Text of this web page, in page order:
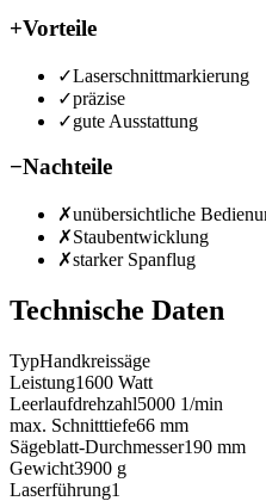
+Vorteile
✓Laserschnittmarkierung
✓präzise
✓gute Ausstattung
−Nachteile
✗unübersichtliche
✗Staubentwicklung
✗starker Spanflug
Technische Daten
TypHandkreissäge
Leistung1600 Watt
Leerlaufdrehzahl5000 1/min
max. Schnitttiefe66 mm
Sägeblatt-Durchmesser190 mm
Gewicht3900 g
Laserführung1